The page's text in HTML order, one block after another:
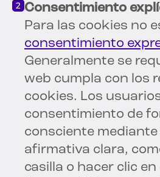
Consentimiento
Para las cookies no
consentimiento
Generalmente se
web cumpla con los
cookies. Los
consentimiento de
consciente
afirmativa clara,
casilla o hacer clic